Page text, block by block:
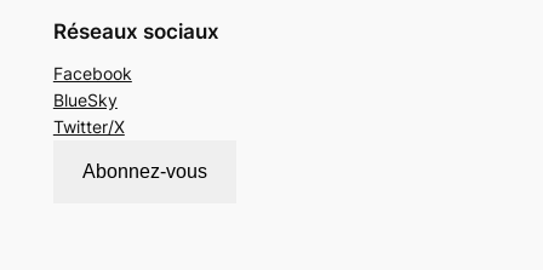
Réseaux sociaux
Facebook
BlueSky
Twitter/X
Abonnez-vous